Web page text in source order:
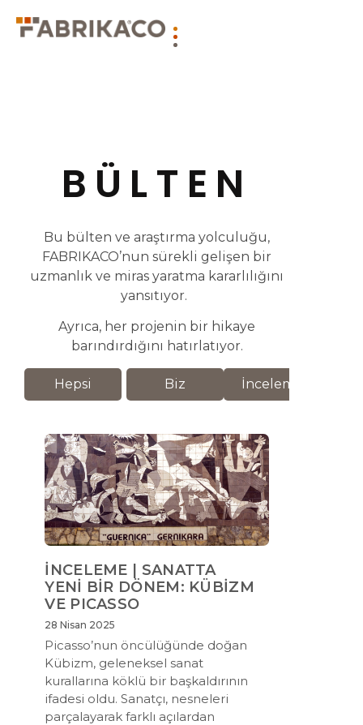
BÜLTEN
Bu bülten ve araştırma yolculuğu,
FABRIKACO’nun sürekli gelişen bir
uzmanlık ve miras yaratma kararlılığını
yansıtıyor.
Ayrıca, her projenin bir hikaye
barındırdığını hatırlatıyor.
Hepsi Biz İnceleme
İNCELEME | SANATTA
YENİ BİR DÖNEM: KÜBİZM
VE PICASSO
28 Nisan 2025
Picasso’nun öncülüğünde doğan
Kübizm, geleneksel sanat
kurallarına köklü bir başkaldırının
ifadesi oldu. Sanatçı, nesneleri
parçalayarak farklı açılardan